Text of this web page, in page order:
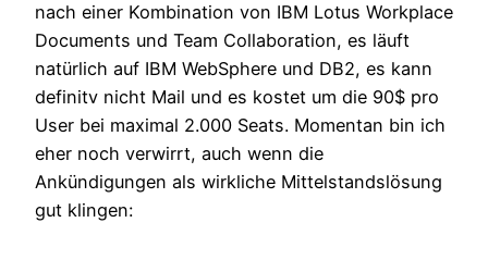
nach einer Kombination von IBM Lotus Workplace
Documents und Team Collaboration, es läuft
natürlich auf IBM WebSphere und DB2, es kann
definitv nicht Mail und es kostet um die 90$ pro
User bei maximal 2.000 Seats. Momentan bin ich
eher noch verwirrt, auch wenn die
Ankündigungen als wirkliche Mittelstandslösung
gut klingen: